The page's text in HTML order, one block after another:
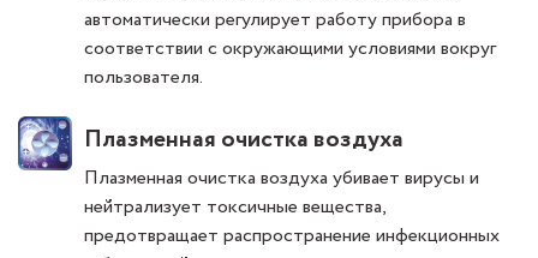
автоматически регулирует работу прибора в
соответствии с окружающими условиями вокруг
пользователя.
Плазменная очистка воздуха
Плазменная очистка воздуха убивает вирусы и
нейтрализует токсичные вещества,
предотвращает распространение инфекционных